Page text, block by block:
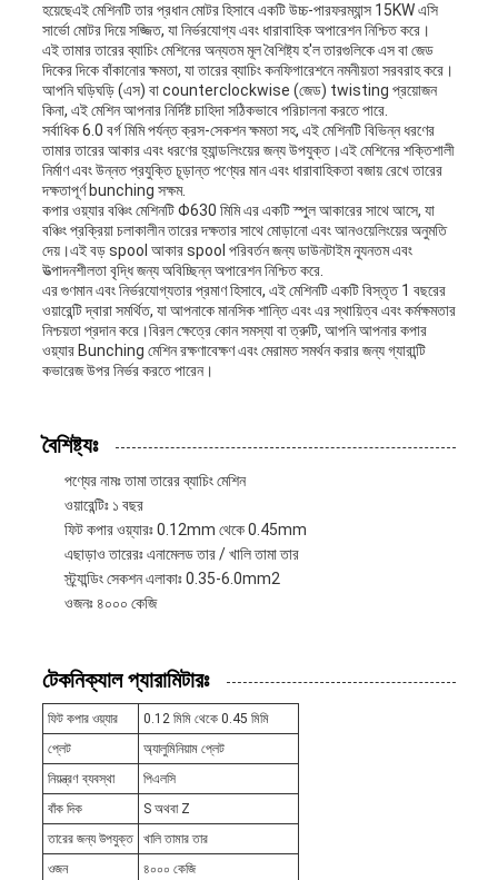
হয়েছেএই মেশিনটি তার প্রধান মোটর হিসাবে একটি উচ্চ-পারফরম্যান্স 15KW এসি
সার্ভো মোটর দিয়ে সজ্জিত, যা নির্ভরযোগ্য এবং ধারাবাহিক অপারেশন নিশ্চিত করে।
এই তামার তারের ব্যাচিং মেশিনের অন্যতম মূল বৈশিষ্ট্য হ'ল তারগুলিকে এস বা জেড
দিকের দিকে বাঁকানোর ক্ষমতা, যা তারের ব্যাচিং কনফিগারেশনে নমনীয়তা সরবরাহ করে।
আপনি ঘড়িঘড়ি (এস) বা counterclockwise (জেড) twisting প্রয়োজন
কিনা, এই মেশিন আপনার নির্দিষ্ট চাহিদা সঠিকভাবে পরিচালনা করতে পারে.
সর্বাধিক 6.0 বর্গ মিমি পর্যন্ত ক্রস-সেকশন ক্ষমতা সহ, এই মেশিনটি বিভিন্ন ধরণের
তামার তারের আকার এবং ধরণের হ্যান্ডলিংয়ের জন্য উপযুক্ত।এই মেশিনের শক্তিশালী
নির্মাণ এবং উন্নত প্রযুক্তি চূড়ান্ত পণ্যের মান এবং ধারাবাহিকতা বজায় রেখে তারের
দক্ষতাপূর্ণ bunching সক্ষম.
কপার ওয়্যার বঞ্চিং মেশিনটি Φ630 মিমি এর একটি স্পুল আকারের সাথে আসে, যা
বঞ্চিং প্রক্রিয়া চলাকালীন তারের দক্ষতার সাথে মোড়ানো এবং আনওয়েলিংয়ের অনুমতি
দেয়।এই বড় spool আকার spool পরিবর্তন জন্য ডাউনটাইম ন্যূনতম এবং
উত্পাদনশীলতা বৃদ্ধি জন্য অবিচ্ছিন্ন অপারেশন নিশ্চিত করে.
এর গুণমান এবং নির্ভরযোগ্যতার প্রমাণ হিসাবে, এই মেশিনটি একটি বিস্তৃত 1 বছরের
ওয়ারেন্টি দ্বারা সমর্থিত, যা আপনাকে মানসিক শান্তি এবং এর স্থায়িত্ব এবং কর্মক্ষমতার
নিশ্চয়তা প্রদান করে।বিরল ক্ষেত্রে কোন সমস্যা বা ত্রুটি, আপনি আপনার কপার
ওয়্যার Bunching মেশিন রক্ষণাবেক্ষণ এবং মেরামত সমর্থন করার জন্য গ্যারান্টি
কভারেজ উপর নির্ভর করতে পারেন।
বৈশিষ্ট্যঃ
পণ্যের নামঃ তামা তারের ব্যাচিং মেশিন
ওয়ারেন্টিঃ ১ বছর
ফিট কপার ওয়্যারঃ 0.12mm থেকে 0.45mm
এছাড়াও তারেরঃ এনামেলড তার / খালি তামা তার
স্ট্র্যান্ডিং সেকশন এলাকাঃ 0.35-6.0mm2
ওজনঃ ৪০০০ কেজি
টেকনিক্যাল প্যারামিটারঃ
ফিট কপার ওয়্যার
0.12 মিমি থেকে 0.45 মিমি
প্লেট
অ্যালুমিনিয়াম প্লেট
নিয়ন্ত্রণ ব্যবস্থা
পিএলসি
বাঁক দিক
S অথবা Z
তারের জন্য উপযুক্ত
খালি তামার তার
ওজন
৪০০০ কেজি